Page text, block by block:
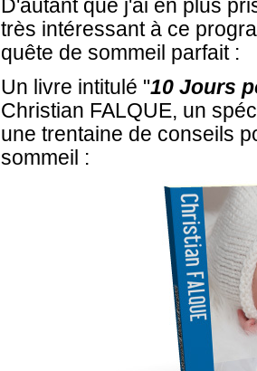
D'autant que j'ai en plus
très intéressant à ce
quête de sommeil parfait :
Un livre intitulé "10 Jours
Christian FALQUE, un
une trentaine de conseils
sommeil :